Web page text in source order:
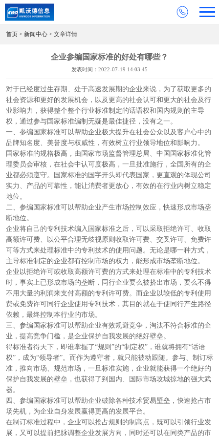
首页 > 新闻中心 > 文章详情
企业参编国家标准的好处有哪些？
发表时间：2022-07-19 14:03:45
对于已经度过生存期、处于高速发展期的企业来说，为了获取更多的
社会资源和更好的发展机会，以及更高的社会认可和更大的社会及行
业影响力，获得整个整个行业标准制定的话语权和国内规则的主导
权，通过参与国家标准编制无疑是最佳捷径，没有之一。
一、参编国家标准可以帮助企业极大提升在社会公众以及客户心中的
品牌知名度、美誉度与权威性，有效树立行业领导地位和影响力。
国家标准的规格极高，由国家市场监督管理总局、中国国家标准化管
理委员会审核，在社会中认可度极高，一旦批准施行，全国所有的企
业都必须遵守。国家标准的国字开头即代表国家，更直观的体现公司
实力、产品的可靠性，能让消费者更放心，有效的在行业内树立稳定
地位。
二、参编国家标准可以帮助企业产生市场控制效应，快速形成市场垄
断地位。
企业将自己的专利技术编入国家标准之后，可以采取拒绝许可、收取
高额许可费、以公平合理无歧视原则收取许可费、交叉许可、免费许
可等方式来处理标准中的专利技术的使用问题。无论是哪一种方式，
主导标准制定的企业都有控制市场的权力，能形成市场垄断地位。
企业以拒绝许可或收取高额许可费的方式来处理在标准中的专利技术
时，事实上已形成市场的垄断，同行企业要么被挤出市场，要么不得
不用大量的利润来支付高额的专利许可费。而企业以较低的专利使用
费或免费许可同行企业使用专利技术，其目的就在于使同行产生路径
依赖，最终控制本行业的市场。
三、参编国家标准可以帮助企业有效规避竞争，淘汰不符合标准的企
业，提高竞争门槛，是企业保护自我发展的绝好壁垒。
得标准者得天下，即谁掌握了“规则”的“制定权”，谁就将拥有“话语
权”，成为“领导者”。而作为遵守者，就只能被动跟随。参与、制订标
准，推向市场、规范市场，一旦标准实施，企业就能获得一个绝好的
保护自我发展的壁垒，也获得了到国内、国际市场攻城掠地的强大武
器。
四、参编国家标准可以帮助企业破除各种技术贸易壁垒，快速抢占市
场先机，为企业自身发展赢得更高的发展平台。
在制订标准过程中，企业可以抢占规则的制高点，既可以引领行业发
展，又可以提前把脉调整企业发展方向，同时还可以在同类产品的市